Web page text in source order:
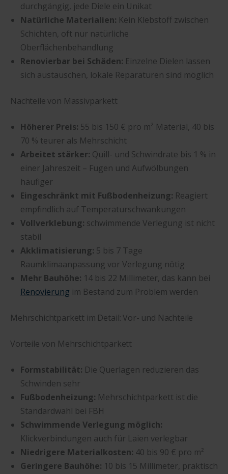
durchgängig, jede Diele ein Unikat
Natürliche Materialien: Kein Klebstoff zwischen
Schichten, oft nur natürliche
Oberflächenbehandlung
Renovierbar bei Schäden: Einzelne Dielen lassen
sich austauschen, lokale Reparaturen sind möglich
Nachteile von Massivparkett
Höherer Preis: 55 bis 150 € pro m² Material, 40 bis
70 % teurer als Mehrschicht
Arbeitet stärker: Quill- und Schwindrate bis 1 % in
einer Jahreszeit – Fugen und Aufwölbungen
häufiger
Eingeschränkt mit Fußbodenheizung: Reagiert
empfindlich auf Temperaturschwankungen
Vollverklebung: schwimmende Verlegung ist nicht
stabil
Akklimatisierung: 5 bis 7 Tage
Raumklimaanpassung vor Verlegung nötig
Mehr Bauhöhe: 14 bis 22 Millimeter, das kann bei
Renovierung im Bestand zum Problem werden
Mehrschichtparkett im Detail: Vor- und Nachteile
Vorteile von Mehrschichtparkett
Formstabilität: Die Querlagen reduzieren das
Schwinden sehr
Fußbodenheizung: Mehrschichtparkett ist die
Standardwahl bei FBH
Schwimmende Verlegung möglich:
Klickverbindungen auch für Laien verlegbar
Niedrigere Materialkosten: 40 bis 90 € pro m²
Geringere Bauhöhe: 10 bis 15 Millimeter, praktisch